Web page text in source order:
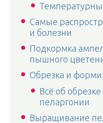
Самые
и болезни
Подкормка
пышного
Обрезка и
Всё об
пеларгонии
Выращивание